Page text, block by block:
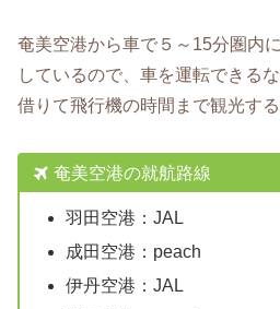
奄美空港から車で５～15分圏内
しているので、車を運転できる
借りて飛行機の時間まで観光す
奄美空港の就航路線
羽田空港：JAL
成田空港：peach
伊丹空港：JAL